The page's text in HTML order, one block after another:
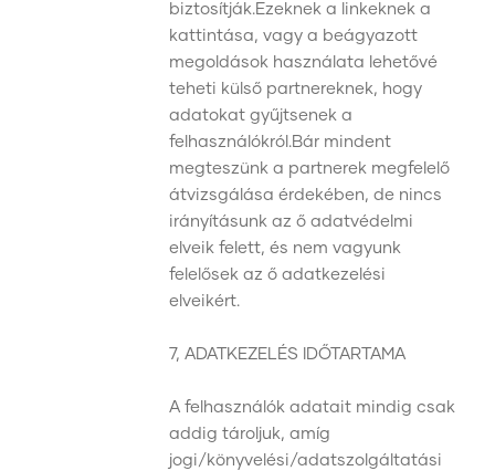
biztosítják.Ezeknek a linkeknek a
kattintása, vagy a beágyazott
megoldások használata lehetővé
teheti külső partnereknek, hogy
adatokat gyűjtsenek a
felhasználókról.Bár mindent
megteszünk a partnerek megfelelő
átvizsgálása érdekében, de nincs
irányításunk az ő adatvédelmi
elveik felett, és nem vagyunk
felelősek az ő adatkezelési
elveikért.
7, ADATKEZELÉS IDŐTARTAMA
A felhasználók adatait mindig csak
addig tároljuk, amíg
jogi/könyvelési/adatszolgáltatási